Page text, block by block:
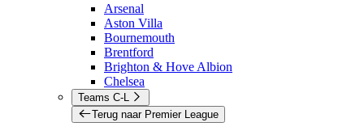
Arsenal
Aston Villa
Bournemouth
Brentford
Brighton & Hove Albion
Chelsea
Teams C-L
Terug naar Premier League